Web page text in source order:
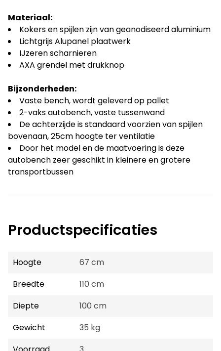
Materiaal:
Kokers en spijlen zijn van geanodiseerd aluminium
Lichtgrijs Alupanel plaatwerk
IJzeren scharnieren
AXA grendel met drukknop
Bijzonderheden:
Vaste bench, wordt geleverd op pallet
2-vaks autobench, vaste tussenwand
De achterzijde is standaard voorzien van spijlen
bovenaan, 25cm hoogte ter ventilatie
Door het model en de maatvoering is deze
autobench zeer geschikt in kleinere en grotere
transportbussen
Productspecificaties
Hoogte
67 cm
Breedte
110 cm
Diepte
100 cm
Gewicht
35 kg